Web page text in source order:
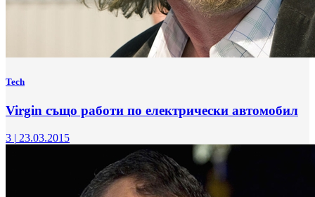
Tech
Virgin също работи по електрически автомобил
3 | 23.03.2015